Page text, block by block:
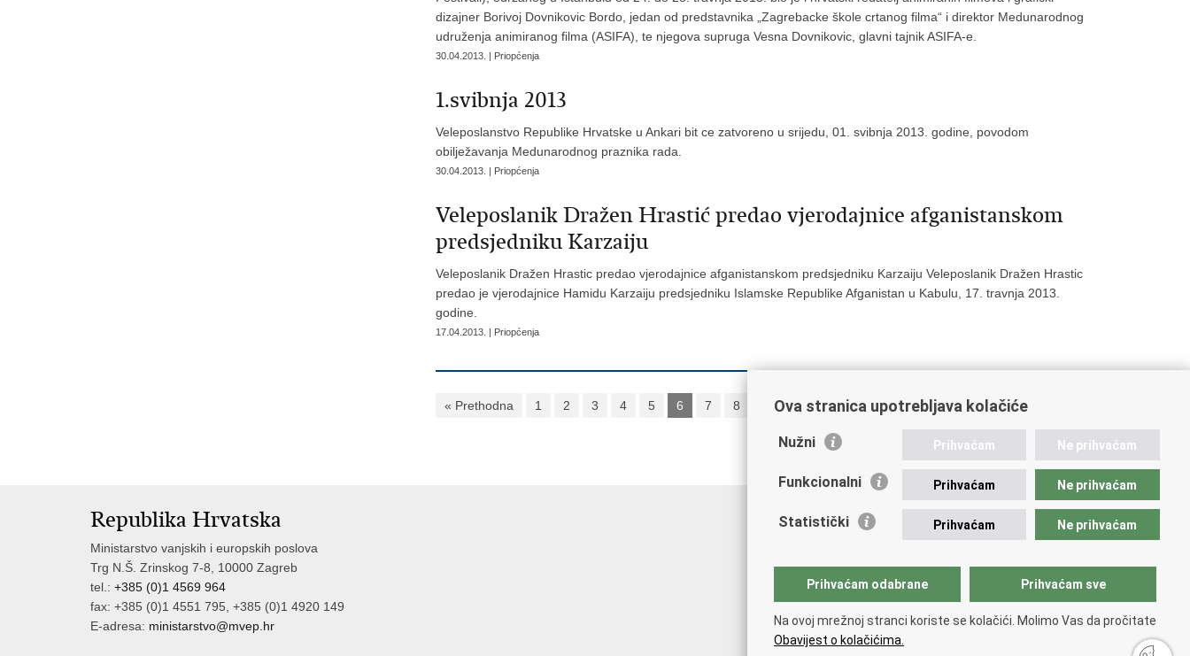
dizajner Borivoj Dovnikovic Bordo, jedan od predstavnika „Zagrebacke škole crtanog filma“ i direktor Medunarodnog
udruženja animiranog filma (ASIFA), te njegova supruga Vesna Dovnikovic, glavni tajnik ASIFA-e.
30.04.2013. | Priopćenja
1.svibnja 2013
Veleposlanstvo Republike Hrvatske u Ankari bit ce zatvoreno u srijedu, 01. svibnja 2013. godine, povodom
obilježavanja Medunarodnog praznika rada.
30.04.2013. | Priopćenja
Veleposlanik Dražen Hrastić predao vjerodajnice afganistanskom
predsjedniku Karzaiju
Veleposlanik Dražen Hrastic predao vjerodajnice afganistanskom predsjedniku Karzaiju Veleposlanik Dražen Hrastic
predao je vjerodajnice Hamidu Karzaiju predsjedniku Islamske Republike Afganistan u Kabulu, 17. travnja 2013.
godine.
17.04.2013. | Priopćenja
« Prethodna 1 2 3 4 5 6 7 8 10 Sljedeća » »»
Republika Hrvatska
Ministarstvo vanjskih i europskih poslova
Trg N.Š. Zrinskog 7-8, 10000 Zagreb
tel.: +385 (0)1 4569 964
fax: +385 (0)1 4551 795, +385 (0)1 4920 149
E-adresa: ministarstvo@mvep.hr
Ova stranica upotrebljava kolačiće
Nužni Prihvaćam Ne prihvaćam
Funkcionalni Prihvaćam Ne prihvaćam
Statistički Prihvaćam Ne prihvaćam
Prihvaćam odabrane Prihvaćam sve
Na ovoj mrežnoj stranci koriste se kolačići. Molimo Vas da pročitate
Obavijest o kolačićima.